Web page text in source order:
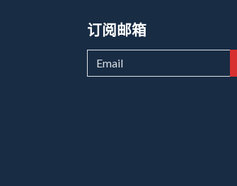
订阅邮箱